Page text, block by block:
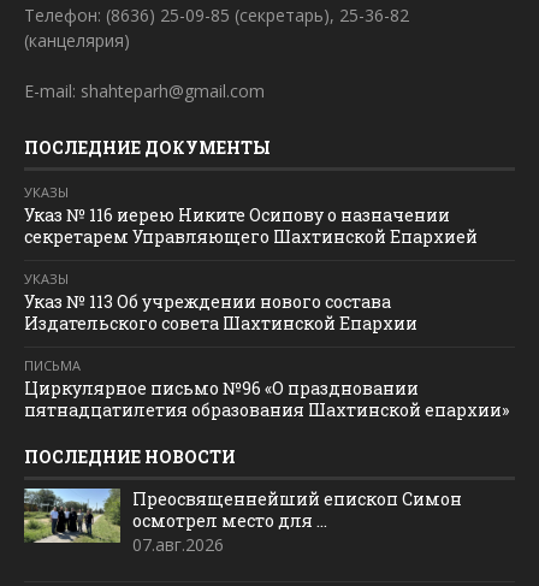
Телефон: (8636) 25-09-85 (секретарь), 25-36-82
(канцелярия)
E-mail: shahteparh@gmail.com
ПОСЛЕДНИЕ ДОКУМЕНТЫ
УКАЗЫ
Указ № 116 иерею Никите Осипову о назначении
секретарем Управляющего Шахтинской Епархией
УКАЗЫ
Указ № 113 Об учреждении нового состава
Издательского совета Шахтинской Епархии
ПИСЬМА
Циркулярное письмо №96 «О праздновании
пятнадцатилетия образования Шахтинской епархии»
ПОСЛЕДНИЕ НОВОСТИ
Преосвященнейший епископ Симон
осмотрел место для ...
07.авг.2026